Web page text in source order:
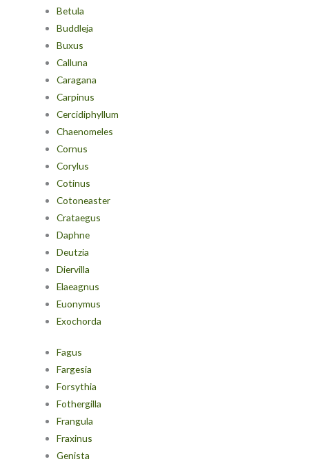
Betula
Buddleja
Buxus
Calluna
Caragana
Carpinus
Cercidiphyllum
Chaenomeles
Cornus
Corylus
Cotinus
Cotoneaster
Crataegus
Daphne
Deutzia
Diervilla
Elaeagnus
Euonymus
Exochorda
Fagus
Fargesia
Forsythia
Fothergilla
Frangula
Fraxinus
Genista